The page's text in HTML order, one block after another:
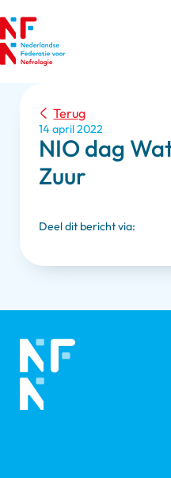
Terug
14 april 2022
NIO dag
Zuur
Deel dit bericht via: